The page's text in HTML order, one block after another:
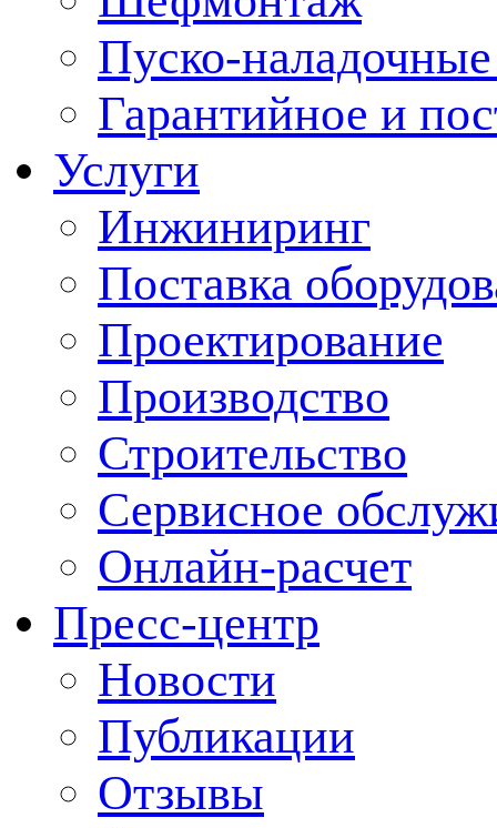
Пуско-
Гарантийное и
Услуги
Инжиниринг
Поставка
Проектирование
Производство
Строительство
Сервисное
Онлайн-расчет
Пресс-центр
Новости
Публикации
Отзывы